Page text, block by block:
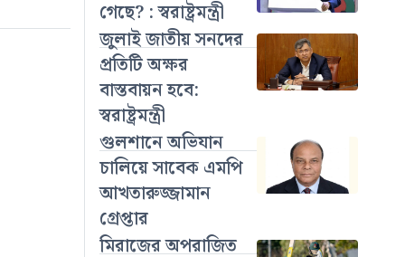
গেছে? : স্বরাষ্ট্রমন্ত্রী
জুলাই জাতীয় সনদের
প্রতিটি অক্ষর
বাস্তবায়ন হবে:
স্বরাষ্ট্রমন্ত্রী
গুলশানে অভিযান
চালিয়ে সাবেক এমপি
আখতারুজ্জামান
গ্রেপ্তার
মিরাজের অপরাজিত